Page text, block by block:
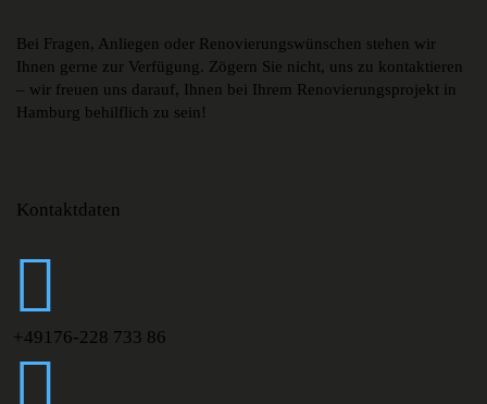
Bei Fragen, Anliegen oder Renovierungswünschen stehen wir
Ihnen gerne zur Verfügung. Zögern Sie nicht, uns zu kontaktieren
– wir freuen uns darauf, Ihnen bei Ihrem Renovierungsprojekt in
Hamburg behilflich zu sein!
Kontaktdaten
+49176-228 733 86